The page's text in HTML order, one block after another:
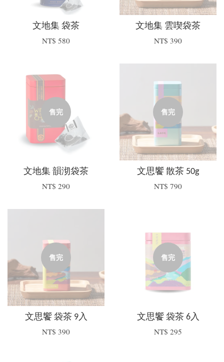
文地集 袋茶
NT$ 580
文地集 雲喫袋茶
NT$ 390
售完
文地集 韻沏袋茶
NT$ 290
售完
文思饗 散茶 50g
NT$ 790
售完
文思饗 袋茶 9入
NT$ 390
售完
文思饗 袋茶 6入
NT$ 295